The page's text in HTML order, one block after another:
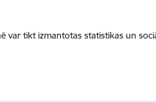
var tikt izmantotas statistikas un